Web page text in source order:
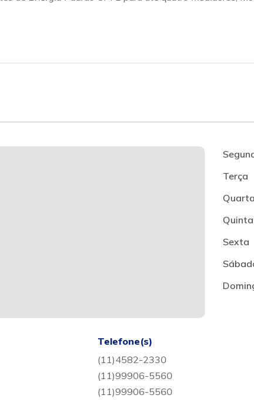
Terça
Quarta
Quinta
Sexta
Telefone(s)
(11)4582-2330
(11)99906-5560
(11)99906-5560